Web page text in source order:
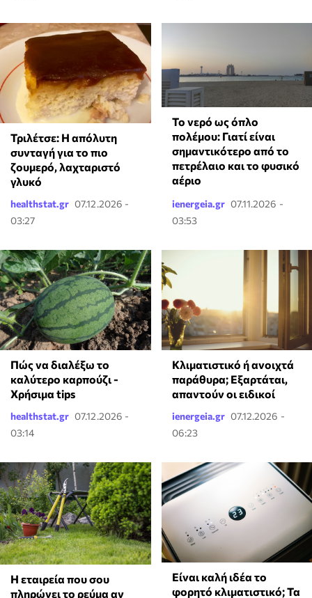
Τριλέτσε: Η απόλυτη
συνταγή για το πιο
ζουμερό, λαχταριστό
γλυκό
healthstat.gr 07.12.2026 -
03:27
Το νερό ως όπλο
πολέμου: Γιατί είναι
σημαντικότερο από το
πετρέλαιο και το φυσικό
αέριο
ienergeia.gr 07.11.2026 -
03:53
Πώς να διαλέξω το
καλύτερο καρπούζι -
Χρήσιμα tips
healthstat.gr 07.12.2026 -
03:14
Κλιματιστικό ή ανοιχτά
παράθυρα; Εξαρτάται,
απαντούν οι ειδικοί
ienergeia.gr 07.12.2026 -
06:23
Η εταιρεία που σου
πληρώνει το ρεύμα αν
Είναι καλή ιδέα το
φορητό κλιματιστικό; Τα